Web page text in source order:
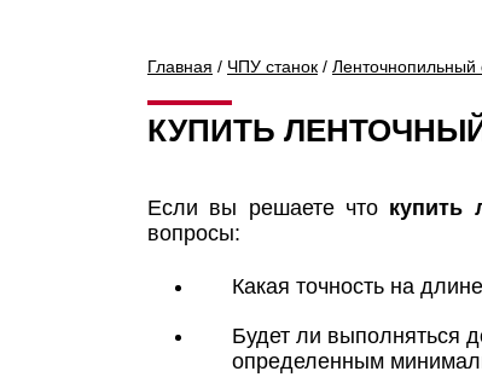
Главная / ЧПУ станок / Ленточнопильный
КУПИТЬ
Если вы решаете что купить
вопросы:
Какая точность на
Будет ли выполняться
определенным